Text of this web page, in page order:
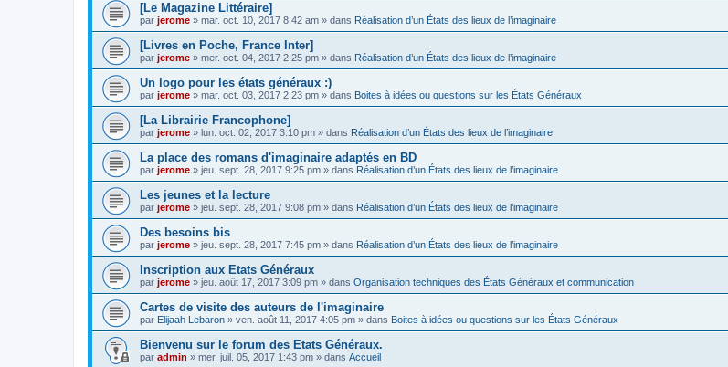
[Le Magazine Littéraire]
par jerome » mar. oct. 10, 2017 8:42 am » dans Réalisation d’un États des lieux de l’imaginaire
[Livres en Poche, France Inter]
par jerome » mer. oct. 04, 2017 2:25 pm » dans Réalisation d’un États des lieux de l’imaginaire
Un logo pour les états généraux :)
par jerome » mar. oct. 03, 2017 2:23 pm » dans Boites à idées ou questions sur les États Généraux
[La Librairie Francophone]
par jerome » lun. oct. 02, 2017 3:10 pm » dans Réalisation d’un États des lieux de l’imaginaire
La place des romans d'imaginaire adaptés en BD
par jerome » jeu. sept. 28, 2017 9:25 pm » dans Réalisation d’un États des lieux de l’imaginaire
Les jeunes et la lecture
par jerome » jeu. sept. 28, 2017 9:08 pm » dans Réalisation d’un États des lieux de l’imaginaire
Des besoins bis
par jerome » jeu. sept. 28, 2017 7:45 pm » dans Réalisation d’un États des lieux de l’imaginaire
Inscription aux Etats Généraux
par jerome » jeu. août 17, 2017 3:09 pm » dans Organisation techniques des États Généraux et communication
Cartes de visite des auteurs de l'imaginaire
par Elijaah Lebaron » ven. août 11, 2017 4:05 pm » dans Boites à idées ou questions sur les États Généraux
Bienvenu sur le forum des Etats Généraux.
par admin » mer. juil. 05, 2017 1:43 pm » dans Accueil